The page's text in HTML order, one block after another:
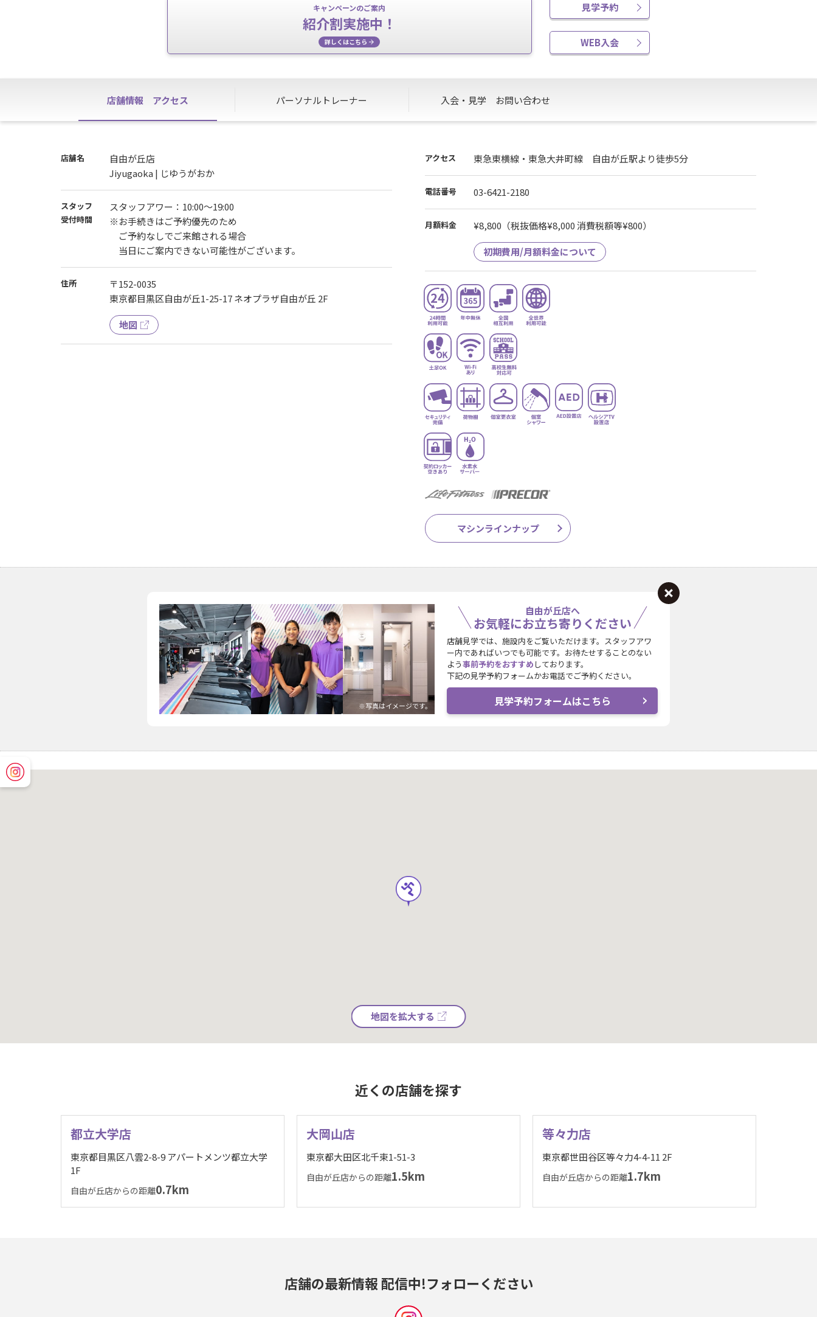
キャンペーンのご案内
紹介割実施中！
詳しくはこちら
見学予約
WEB入会
店舗情報 アクセス パーソナル トレーナー 入会・見学 お問い合わせ
店舗名
自由が丘店
Jiyugaoka | じゆうがおか
スタッフ
受付時間
スタッフアワー：10:00～19:00
※お手続きはご予約優先のため
ご予約なしでご来館される場合
当日にご案内できない可能性がございます。
住所
〒152-0035
東京都目黒区自由が丘1-25-17 ネオプラザ自由が丘 2F
地図
アクセス 東急東横線・東急大井町線 自由が丘駅より徒歩5分
電話番号 03-6421-2180
月額料金 ¥8,800 （税抜価格¥8,000 消費税額等¥800）
初期費用/月額料金について
マシンラインナップ
自由が丘店へ
お気軽にお立ち寄りください
※写真はイメージです。
店舗見学では、施設内をご覧いただけます。スタッフアワ
ー内であればいつでも可能です。お待たせすることのない
よう事前予約をおすすめ しております。
下記の見学予約フォームかお電話でご予約ください。
見学予約フォームはこちら
地図を拡大する
近くの店舗を探す
都立大学店
東京都目黒区八雲2-8-9 アパートメンツ都立大学
1F
自由が丘店からの距離0.7km
大岡山店
東京都大田区北千束1-51-3
自由が丘店からの距離1.5km
等々力店
東京都世田谷区等々力4-4-11 2F
自由が丘店からの距離1.7km
店舗の最新情報 配信中!フォローください